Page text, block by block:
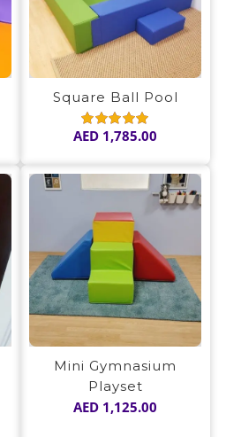
Square Ball Pool
Rated5.00
AED 1,785.00
Mini Gymnasium
Playset
AED 1,125.00